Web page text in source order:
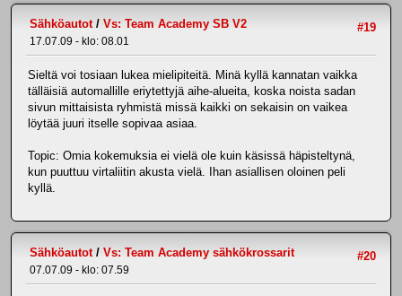
#19
Sähköautot/ Vs: Team Academy SB V2
17.07.09 - klo: 08.01
Sieltä voi tosiaan lukea mielipiteitä. Minä kyllä kannatan vaikka
tälläisiä automallille eriytettyjä aihe-alueita, koska noista sadan
sivun mittaisista ryhmistä missä kaikki on sekaisin on vaikea
löytää juuri itselle sopivaa asiaa.
Topic: Omia kokemuksia ei vielä ole kuin käsissä häpisteltynä,
kun puuttuu virtaliitin akusta vielä. Ihan asiallisen oloinen peli
kyllä.
#20
Sähköautot/ Vs: Team Academy sähkökrossarit
07.07.09 - klo: 07.59